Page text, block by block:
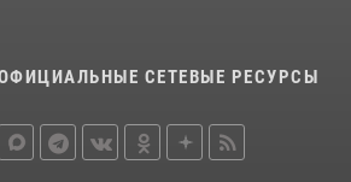
школьников в Подмосковье
В подмосковном главке
СЕТЕВЫЕ РЕСУРСЫ